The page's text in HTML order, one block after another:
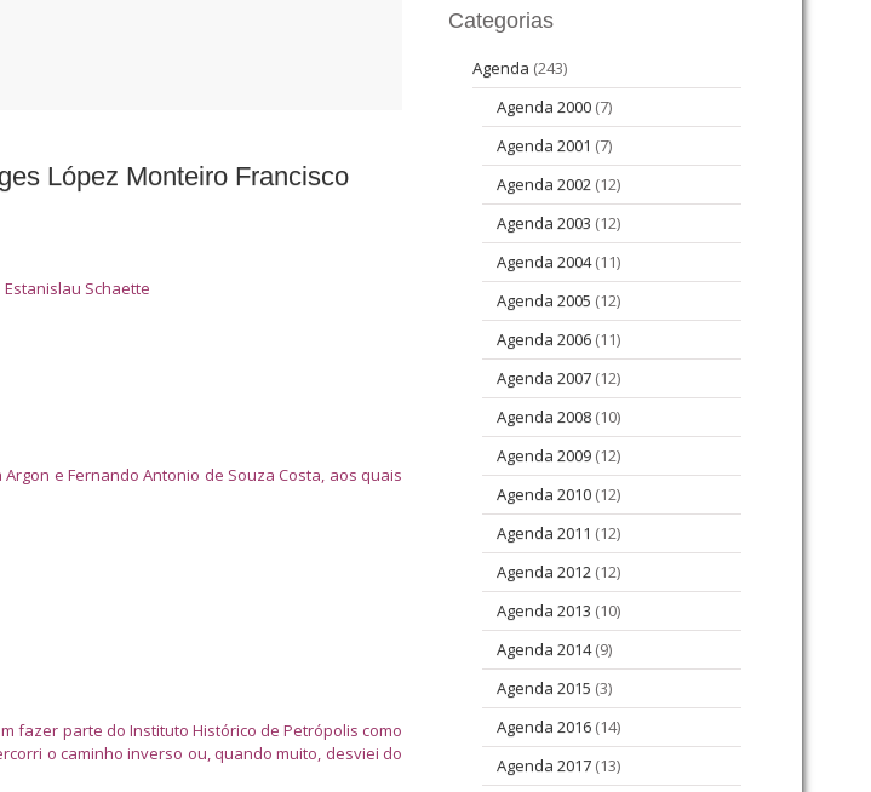
López Monteiro Francisco
Schaette
e Fernando Antonio de Souza Costa, aos quais
fazer parte do Instituto Histórico de Petrópolis como
o caminho inverso ou, quando muito, desviei do
Categorias
Agenda (243)
Agenda 2000 (7)
Agenda 2001 (7)
Agenda 2002 (12)
Agenda 2003 (12)
Agenda 2004(11)
Agenda 2005 (12)
Agenda 2006 (11)
Agenda 2007 (12)
Agenda 2008 (10)
Agenda 2009 (12)
Agenda 2010 (12)
Agenda 2011 (12)
Agenda 2012 (12)
Agenda 2013 (10)
Agenda 2014(9)
Agenda 2015 (3)
Agenda 2016 (14)
Agenda 2017 (13)